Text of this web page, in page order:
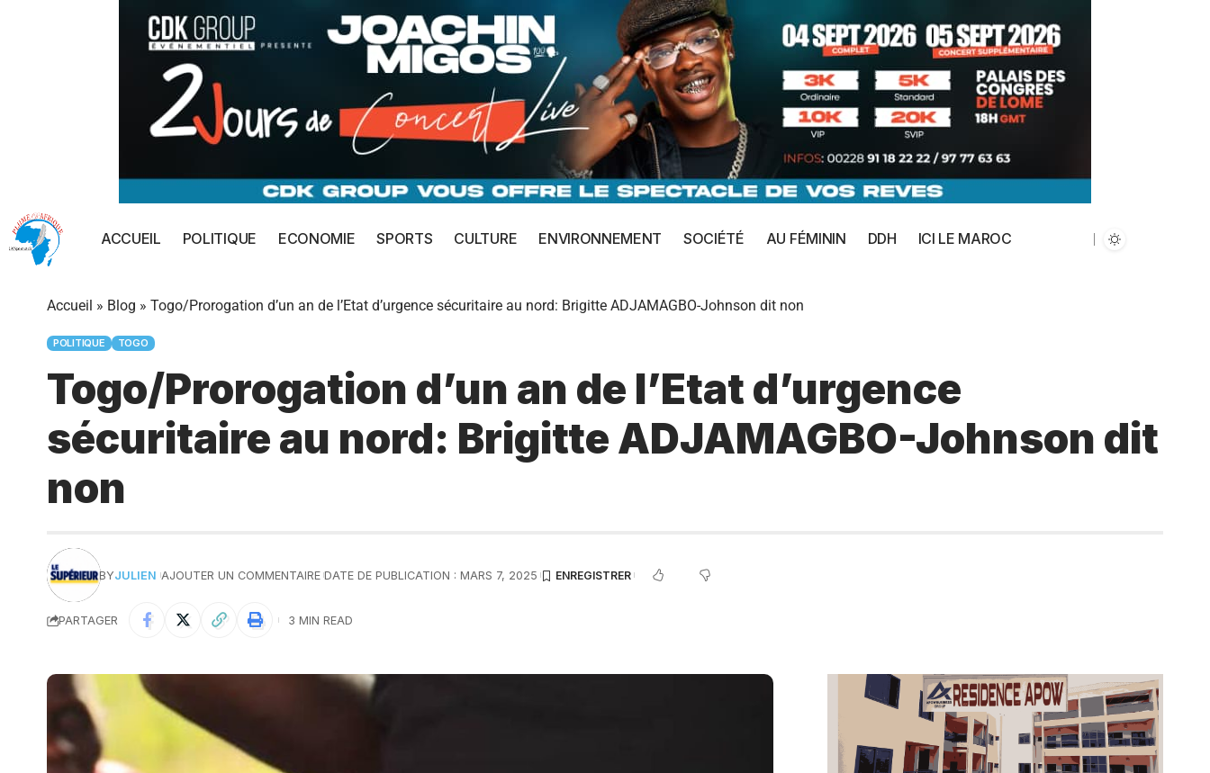
ACCUEIL POLITIQUE ECONOMIE SPORTS CULTURE ENVIRONNEMENT SOCIÉTÉ AU FÉMININ DDH ICI LE MAROC
Accueil » Blog » Togo/Prorogation d’un an de l’Etat d’urgence sécuritaire au nord: Brigitte ADJAMAGBO-Johnson dit non
POLITIQUE TOGO
Togo/Prorogation d’un an de l’Etat d’urgence
sécuritaire au nord: Brigitte ADJAMAGBO-Johnson dit
non
BYJULIEN AJOUTER UN COMMENTAIRE DATE DE PUBLICATION : MARS 7, 2025
PARTAGER 3 MIN READ